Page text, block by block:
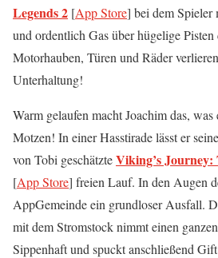
Legends 2 [App Store] bei dem Spieler
und ordentlich Gas über hügelige Pisten
Motorhauben, Türen und Räder
Unterhaltung!
Warm gelaufen macht Joachim das, was
Motzen! In einer Hasstirade lässt er
von Tobi geschätzteViking’s
[App Store] freien Lauf. In den Augen
AppGemeinde ein grundloser Ausfall.
mit dem Stromstock nimmt einen
Sippenhaft und spuckt anschließend